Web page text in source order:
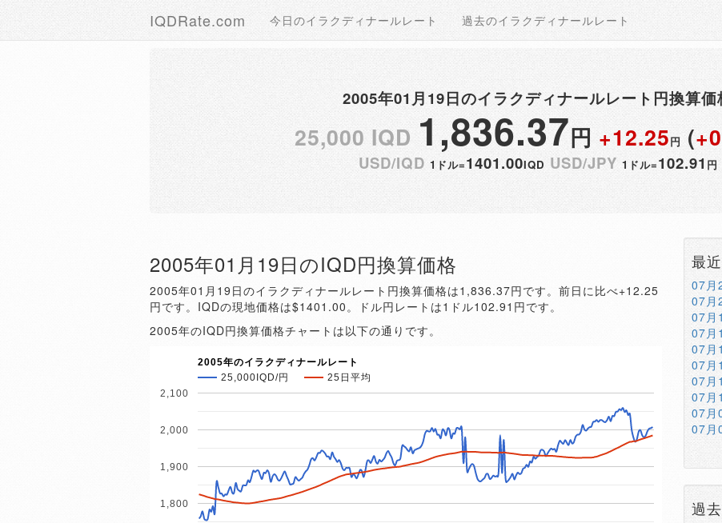
IQDRate.com 今日のイラクディナールレート 過去のイラクディナールレート
2005年01月19日のイラクディナールレート円換算価
25,000 IQD 1,836.37円 +12.25円 (
USD/IQD 1ドル=1401.00IQD USD/JPY 1ドル=102.91 円
2005年01月19日のIQD円換算価格
2005年01月19日のイラクディナールレート円換算価格は1,836.37円です。前日に比べ+12.25
円です。IQDの現地価格は$1401.00。ドル円レートは1ドル102.91円です。
2005年のIQD円換算価格チャートは以下の通りです。
2005年のイラクディナールレート
25,000IQD/円
25日平均
1,800
1,900
2,000
2,100
最
07月
07月
07月
07月
07月
07月
07月
07月
07月
07月
過